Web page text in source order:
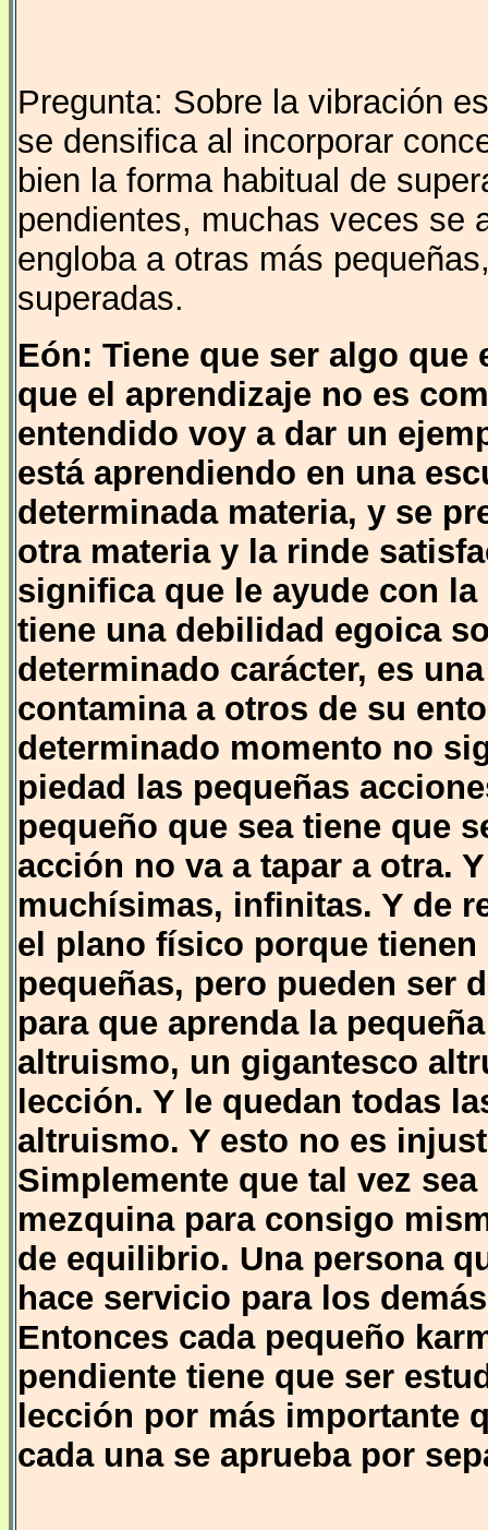
Pregunta: Sobre la vibración
se densifica al incorporar
bien la forma habitual de
pendientes, muchas veces se
engloba a otras más
superadas.
Eón: Tiene que ser algo
que el aprendizaje no es
entendido voy a dar un
está aprendiendo en una
determinada materia, y se
otra materia y la rinde
significa que le ayude con
tiene una debilidad egoica
determinado carácter, es
contamina a otros de su
determinado momento no
piedad las pequeñas
pequeño que sea tiene que
acción no va a tapar a otra.
muchísimas, infinitas. Y de
el plano físico porque
pequeñas, pero pueden ser
para que aprenda la
altruismo, un gigantesco
lección. Y le quedan todas
altruismo. Y esto no es
Simplemente que tal vez
mezquina para consigo
de equilibrio. Una persona
hace servicio para los
Entonces cada pequeño
pendiente tiene que ser
lección por más importante
cada una se aprueba por